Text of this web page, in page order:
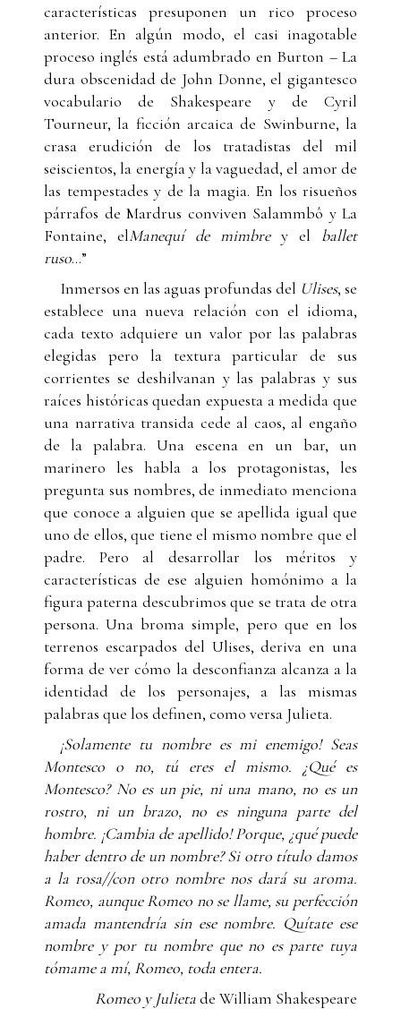
características presuponen un rico proceso
anterior. En algún modo, el casi inagotable
proceso inglés está adumbrado en Burton – La
dura obscenidad de John Donne, el gigantesco
vocabulario de Shakespeare y de Cyril
Tourneur, la ficción arcaica de Swinburne, la
crasa erudición de los tratadistas del mil
seiscientos, la energía y la vaguedad, el amor de
las tempestades y de la magia. En los risueños
párrafos de Mardrus conviven Salammbô y La
Fontaine, elManequí de mimbrey el ballet
ruso…”
Inmersos en las aguas profundas del Ulises, se
establece una nueva relación con el idioma,
cada texto adquiere un valor por las palabras
elegidas pero la textura particular de sus
corrientes se deshilvanan y las palabras y sus
raíces históricas quedan expuesta a medida que
una narrativa transida cede al caos, al engaño
de la palabra. Una escena en un bar, un
marinero les habla a los protagonistas, les
pregunta sus nombres, de inmediato menciona
que conoce a alguien que se apellida igual que
uno de ellos, que tiene el mismo nombre que el
padre. Pero al desarrollar los méritos y
características de ese alguien homónimo a la
figura paterna descubrimos que se trata de otra
persona. Una broma simple, pero que en los
terrenos escarpados del Ulises, deriva en una
forma de ver cómo la desconfianza alcanza a la
identidad de los personajes, a las mismas
palabras que los definen, como versa Julieta.
¡Solamente tu nombre es mi enemigo! Seas
Montesco o no, tú eres el mismo. ¿Qué es
Montesco? No es un pie, ni una mano, no es un
rostro, ni un brazo, no es ninguna parte del
hombre. ¡Cambia de apellido!Porque, ¿qué puede
haber dentro de un nombre?Si otro título damos
a la rosa//con otro nombre nos dará su aroma.
Romeo, aunque Romeo no se llame, su perfección
amada mantendría sin ese nombre. Quítate ese
nombre y por tu nombre que no es parte tuya
tómame a mí, Romeo, toda entera.
Romeo y Julietade William Shakespeare